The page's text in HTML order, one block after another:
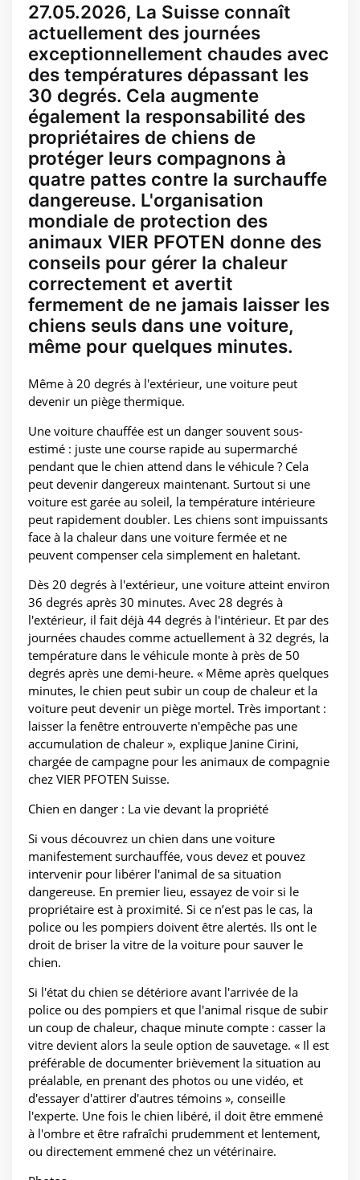
27.05.2026, La Suisse connaît
actuellement des journées
exceptionnellement chaudes avec
des températures dépassant les
30 degrés. Cela augmente
également la responsabilité des
propriétaires de chiens de
protéger leurs compagnons à
quatre pattes contre la surchauffe
dangereuse. L'organisation
mondiale de protection des
animaux VIER PFOTEN donne des
conseils pour gérer la chaleur
correctement et avertit
fermement de ne jamais laisser les
chiens seuls dans une voiture,
même pour quelques minutes.
Même à 20 degrés à l'extérieur, une voiture peut
devenir un piège thermique.
Une voiture chauffée est un danger souvent sous-
estimé : juste une course rapide au supermarché
pendant que le chien attend dans le véhicule ? Cela
peut devenir dangereux maintenant. Surtout si une
voiture est garée au soleil, la température intérieure
peut rapidement doubler. Les chiens sont impuissants
face à la chaleur dans une voiture fermée et ne
peuvent compenser cela simplement en haletant.
Dès 20 degrés à l'extérieur, une voiture atteint environ
36 degrés après 30 minutes. Avec 28 degrés à
l'extérieur, il fait déjà 44 degrés à l'intérieur. Et par des
journées chaudes comme actuellement à 32 degrés, la
température dans le véhicule monte à près de 50
degrés après une demi-heure. « Même après quelques
minutes, le chien peut subir un coup de chaleur et la
voiture peut devenir un piège mortel. Très important :
laisser la fenêtre entrouverte n'empêche pas une
accumulation de chaleur », explique Janine Cirini,
chargée de campagne pour les animaux de compagnie
chez VIER PFOTEN Suisse.
Chien en danger : La vie devant la propriété
Si vous découvrez un chien dans une voiture
manifestement surchauffée, vous devez et pouvez
intervenir pour libérer l'animal de sa situation
dangereuse. En premier lieu, essayez de voir si le
propriétaire est à proximité. Si ce n’est pas le cas, la
police ou les pompiers doivent être alertés. Ils ont le
droit de briser la vitre de la voiture pour sauver le
chien.
Si l'état du chien se détériore avant l'arrivée de la
police ou des pompiers et que l'animal risque de subir
un coup de chaleur, chaque minute compte : casser la
vitre devient alors la seule option de sauvetage. « Il est
préférable de documenter brièvement la situation au
préalable, en prenant des photos ou une vidéo, et
d'essayer d'attirer d'autres témoins », conseille
l'experte. Une fois le chien libéré, il doit être emmené
à l'ombre et être rafraîchi prudemment et lentement,
ou directement emmené chez un vétérinaire.